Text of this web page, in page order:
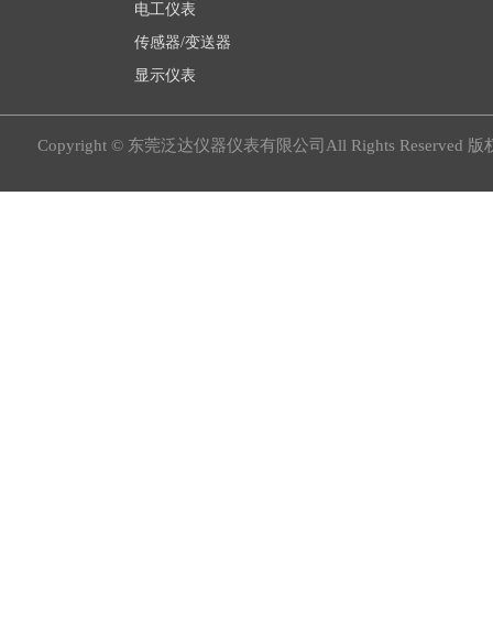
电工仪表
传感器/变送器
显示仪表
Copyright © 东莞泛达仪器仪表有限公司All Rights Reserved 版